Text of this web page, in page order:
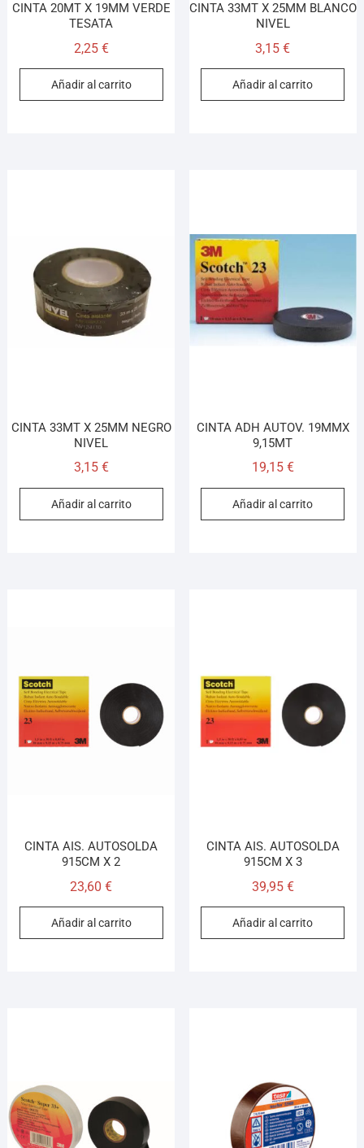
CINTA 20MT X 19MM VERDE
TESATA
2,25 €
Añadir al carrito
CINTA 33MT X 25MM BLANCO
NIVEL
3,15€
Añadir al carrito
CINTA 33MT X 25MM NEGRO
NIVEL
3,15 €
Añadir al carrito
CINTA ADH AUTOV. 19MMX
9,15MT
19,15 €
Añadir al carrito
CINTA AIS. AUTOSOLDA
915CM X 2
23,60€
Añadir al carrito
CINTA AIS. AUTOSOLDA
915CM X 3
39,95 €
Añadir al carrito